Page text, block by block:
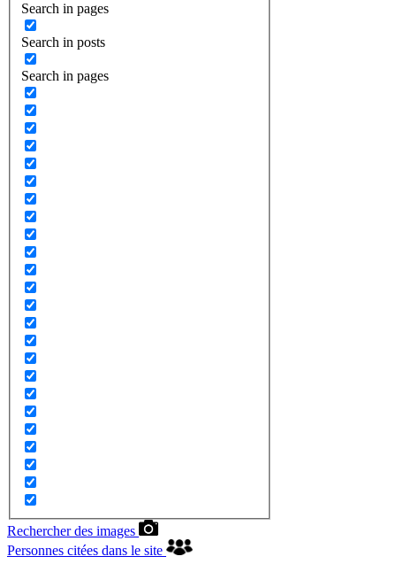
Search in pages
Search in posts
Search in pages
Rechercher des images
Personnes citées dans le site